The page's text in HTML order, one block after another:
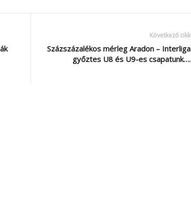
Következő cikk
Százszázalékos mérleg Aradon – Interliga
győztes U8 és U9-es csapatunk….